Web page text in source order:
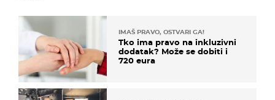
IMAŠ PRAVO, OSTVARI GA!
Tko ima pravo na inkluzivni
dodatak? Može se dobiti i
720 eura